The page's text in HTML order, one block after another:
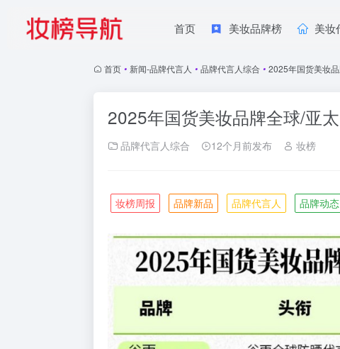
首页 美妆品牌榜 美妆
首页 • 新闻-品牌代言人 • 品牌代言人综合 • 2025年国货美妆
2025年国货美妆品牌全球/亚
品牌代言人综合 12个月前发布 妆榜
妆榜周报 品牌新品 品牌代言人 品牌动态